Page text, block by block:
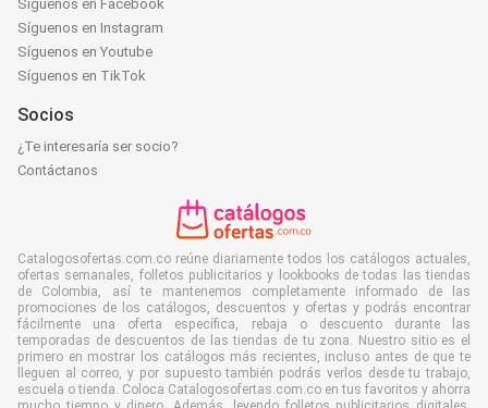
Síguenos en Facebook
Síguenos en Instagram
Síguenos en Youtube
Síguenos en TikTok
Socios
¿Te interesaría ser socio?
Contáctanos
Catalogosofertas.com.co reúne diariamente todos los catálogos actuales,
ofertas semanales, folletos publicitarios y lookbooks de todas las tiendas
de Colombia, así te mantenemos completamente informado de las
promociones de los catálogos, descuentos y ofertas y podrás encontrar
fácilmente una oferta específica, rebaja o descuento durante las
temporadas de descuentos de las tiendas de tu zona. Nuestro sitio es el
primero en mostrar los catálogos más recientes, incluso antes de que te
lleguen al correo, y por supuesto también podrás verlos desde tu trabajo,
escuela o tienda. Coloca Catalogosofertas.com.co en tus favoritos y ahorra